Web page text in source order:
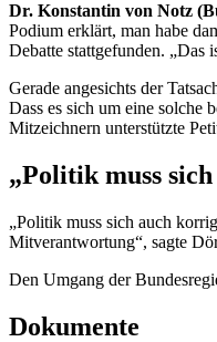
Dr. Konstantin von Notz
Podium erklärt, man habe
Debatte stattgefunden.
Gerade angesichts der
Dass es sich um eine solche
Mitzeichnern unterstützte
„Politik muss
„Politik muss sich auch
Mitverantwortung“, sagte
Den Umgang der
Dokumente